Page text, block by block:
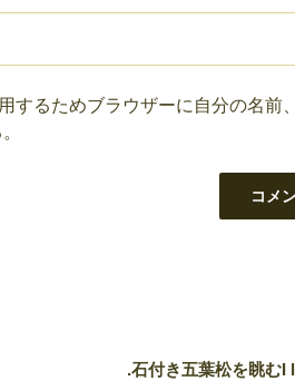
するためブラウザーに自分の名前
.石付き五葉松を眺む